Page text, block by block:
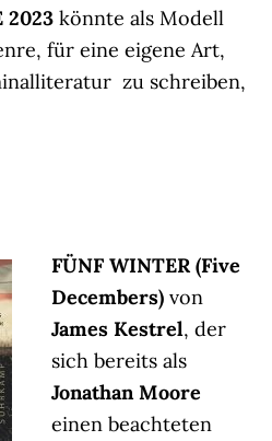
2023 könnte als Modell
für eine eigene Art,
zu schreiben,
FÜNF WINTER (Five
Decembers) von
James Kestrel, der
sich bereits als
Jonathan Moore
einen beachteten